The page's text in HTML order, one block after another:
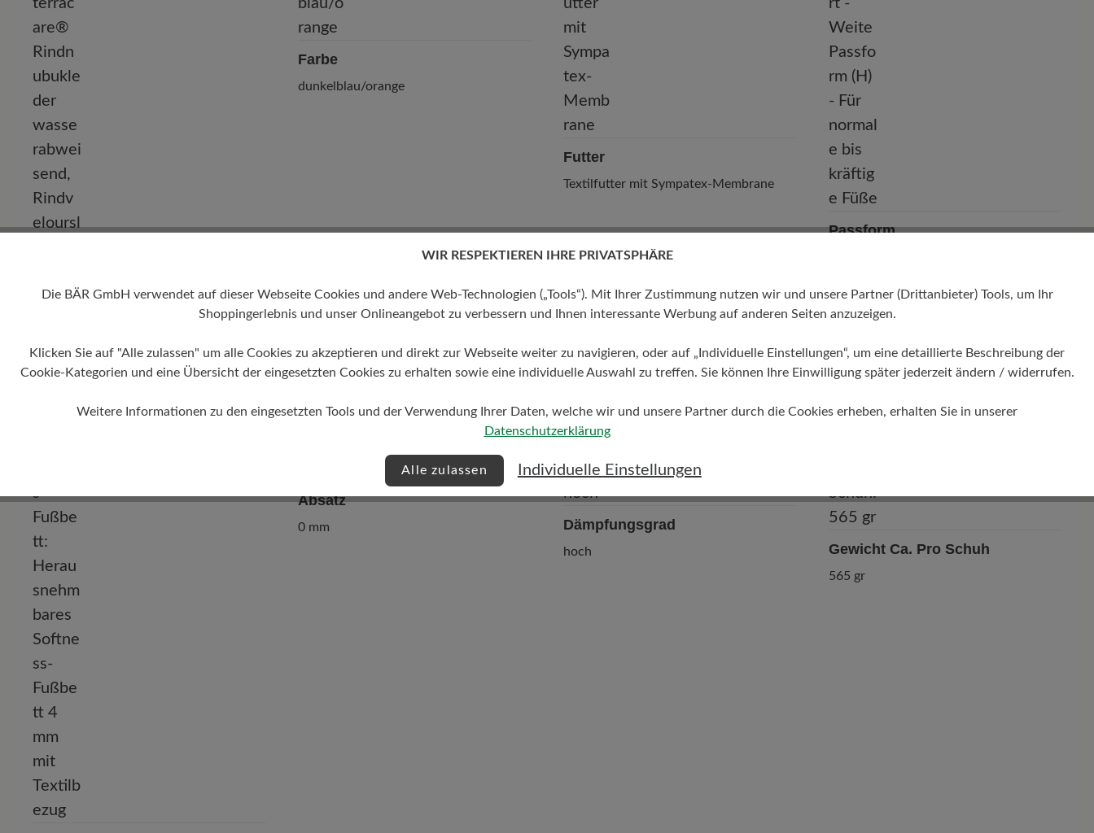
Obermaterial
wasserabweisend, Rindveloursleder,
Textil,
Farbe
dunkelblau/orange
Futter
Textilfutter mit Sympatex-Membrane
Passform
Absatz
0 mm Dämpfungsgrad
hoch Gewicht Ca. Pro Schuh
565 gr
WIR RESPEKTIEREN IHRE PRIVATSPHÄRE
Die BÄR GmbH verwendet auf dieser Webseite Cookies und andere Web-Technologien („Tools“). Mit Ihrer Zustimmung nutzen wir und unsere Partner (Drittanbieter) Tools, um Ihr
Shoppingerlebnis und unser Onlineangebot zu verbessern und Ihnen interessante Werbung auf anderen Seiten anzuzeigen.
Klicken Sie auf "Alle zulassen" um alle Cookies zu akzeptieren und direkt zur Webseite weiter zu navigieren, oder auf „Individuelle Einstellungen“, um eine detaillierte Beschreibung der
Cookie-Kategorien und eine Übersicht der eingesetzten Cookies zu erhalten sowie eine individuelle Auswahl zu treffen. Sie können Ihre Einwilligung später jederzeit ändern / widerrufen.
Weitere Informationen zu den eingesetzten Tools und der Verwendung Ihrer Daten, welche wir und unsere Partner durch die Cookies erheben, erhalten Sie in unserer
Datenschutzerklärung
Alle zulassen Individuelle Einstellungen